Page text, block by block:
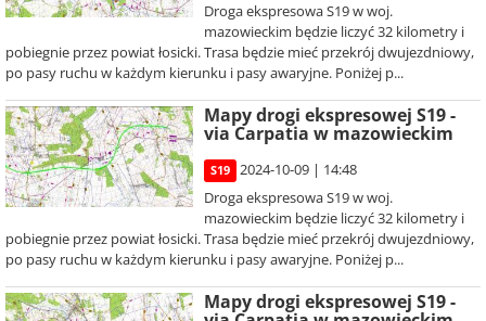
Droga ekspresowa S19 w woj.
mazowieckim będzie liczyć 32 kilometry i
pobiegnie przez powiat łosicki. Trasa będzie mieć przekrój dwujezdniowy,
po pasy ruchu w każdym kierunku i pasy awaryjne. Poniżej p...
Mapy drogi ekspresowej S19 -
via Carpatia w mazowieckim
S19
2024-10-09 | 14:48
Droga ekspresowa S19 w woj.
mazowieckim będzie liczyć 32 kilometry i
pobiegnie przez powiat łosicki. Trasa będzie mieć przekrój dwujezdniowy,
po pasy ruchu w każdym kierunku i pasy awaryjne. Poniżej p...
Mapy drogi ekspresowej S19 -